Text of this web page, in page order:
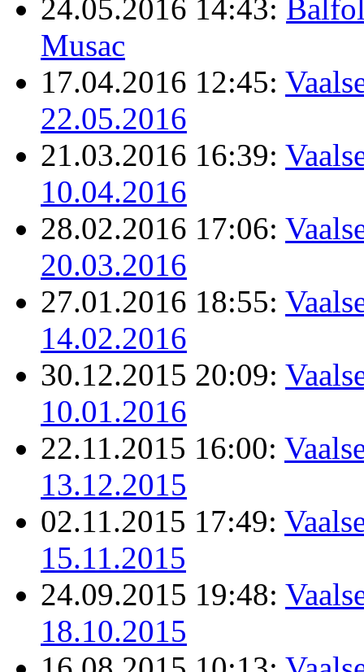
24.05.2016 14:43:
Musac
17.04.2016 12:45:
22.05.2016
21.03.2016 16:39:
10.04.2016
28.02.2016 17:06:
20.03.2016
27.01.2016 18:55:
14.02.2016
30.12.2015 20:09:
10.01.2016
22.11.2015 16:00:
13.12.2015
02.11.2015 17:49:
15.11.2015
24.09.2015 19:48:
18.10.2015